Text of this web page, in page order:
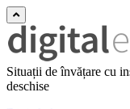
Situații de învățare cu
deschise